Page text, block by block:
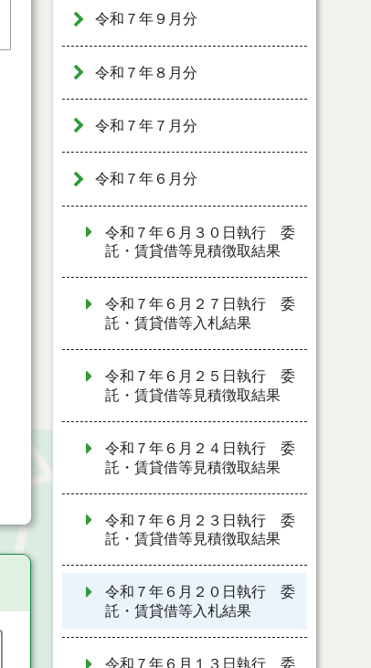
令和７年９月分
令和７年８月分
令和７年７月分
令和７年６月分
令和７年６月３０日執行 委
託・賃貸借等見積徴取結果
令和７年６月２７日執行 委
託・賃貸借等入札結果
令和７年６月２５日執行 委
託・賃貸借等見積徴取結果
令和７年６月２４日執行 委
託・賃貸借等見積徴取結果
令和７年６月２３日執行 委
託・賃貸借等見積徴取結果
令和７年６月２０日執行 委
託・賃貸借等入札結果
令和７年６月１３日執行 委